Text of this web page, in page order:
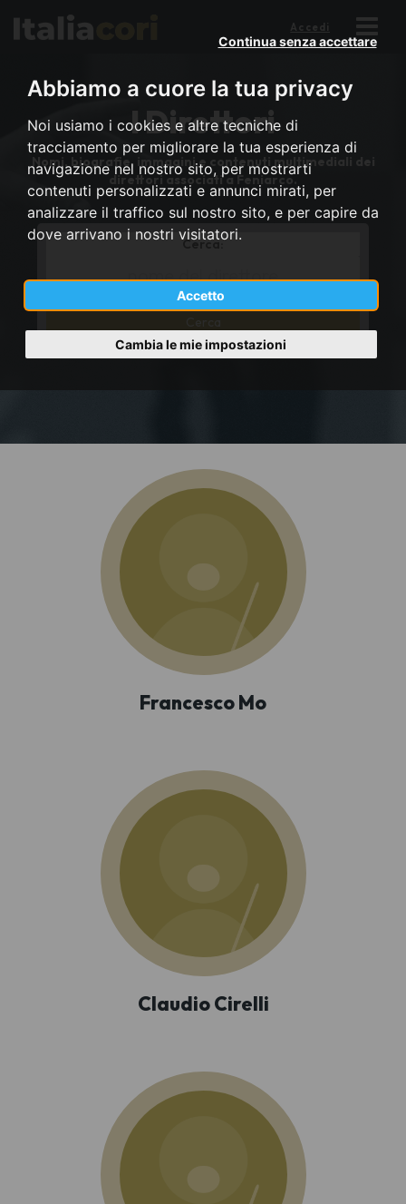
Abbiamo a cuore la tua privacy
Noi usiamo i cookies e altre tecniche di
tracciamento per migliorare la tua esperienza di
navigazione nel nostro sito, per mostrarti
contenuti personalizzati e annunci mirati, per
analizzare il traffico sul nostro sito, e per capire da
dove arrivano i nostri visitatori.
Accetto
Continua senza accettare
Cambia le mie impostazioni
Accedi
I Direttori
Nomi, biografie, immagini e contenuti multimediali dei
direttori associati a Feniarco.
Cerca:
Full
name
cont
Francesco Mo
Claudio Cirelli